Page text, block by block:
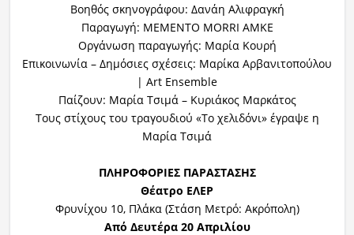
Βοηθός σκηνογράφου: Δανάη Αλιφραγκή
Παραγωγή: MEMENTO MORRI ΑΜΚΕ
Οργάνωση παραγωγής: Μαρία Κουρή
Επικοινωνία – Δημόσιες σχέσεις: Μαρίκα Αρβανιτοπούλου
| Art Ensemble
Παίζουν: Μαρία Τσιμά – Κυριάκος Μαρκάτος
Τους στίχους του τραγουδιού «Το χελιδόνι» έγραψε η
Μαρία Τσιμά
ΠΛΗΡΟΦΟΡΙΕΣ ΠΑΡΑΣΤΑΣΗΣ
Θέατρο ΕΛΕΡ
Φρυνίχου 10, Πλάκα (Στάση Μετρό: Ακρόπολη)
Από Δευτέρα 20 Απριλίου